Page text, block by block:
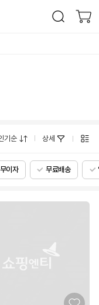
기순 상세
무이자 무료배송